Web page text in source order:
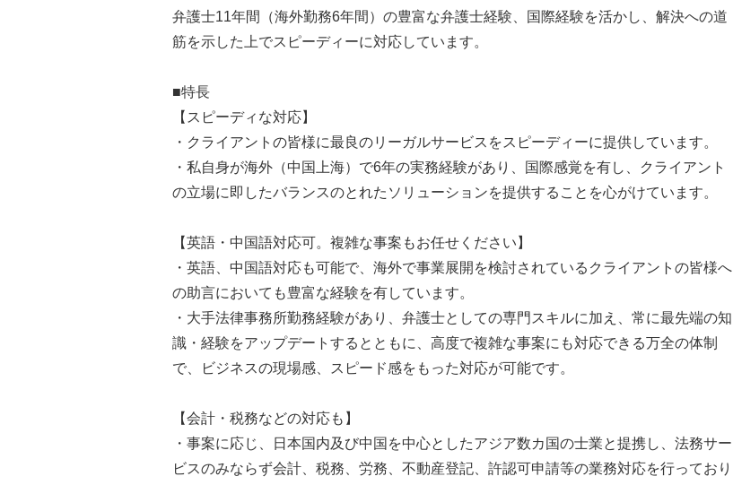
弁護士11年間（海外勤務6年間）の豊富な弁護士経験、国際経験を活かし、解決への道
筋を示した上でスピーディーに対応しています。
■特長
【スピーディな対応】
・クライアントの皆様に最良のリーガルサービスをスピーディーに提供しています。
・私自身が海外（中国上海）で6年の実務経験があり、国際感覚を有し、クライアント
の立場に即したバランスのとれたソリューションを提供することを心がけています。
【英語・中国語対応可。複雑な事案もお任せください】
・英語、中国語対応も可能で、海外で事業展開を検討されているクライアントの皆様へ
の助言においても豊富な経験を有しています。
・大手法律事務所勤務経験があり、弁護士としての専門スキルに加え、常に最先端の知
識・経験をアップデートするとともに、高度で複雑な事案にも対応できる万全の体制
で、ビジネスの現場感、スピード感をもった対応が可能です。
【会計・税務などの対応も】
・事案に応じ、日本国内及び中国を中心としたアジア数カ国の士業と提携し、法務サー
ビスのみならず会計、税務、労務、不動産登記、許認可申請等の業務対応を行っており